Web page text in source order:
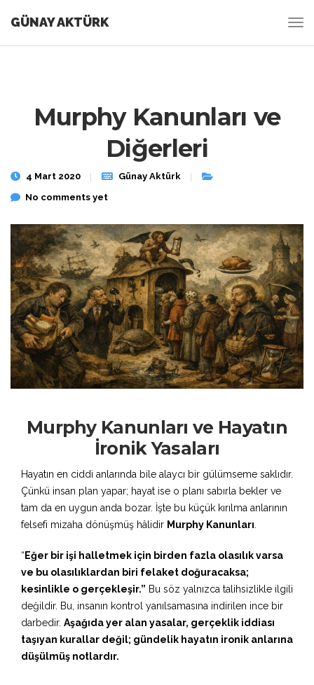
GÜNAY AKTÜRK
Murphy Kanunları ve
Diğerleri
4 Mart 2020
Günay Aktürk
No comments yet
Murphy Kanunları ve Hayatın
İronik Yasaları
Hayatın en ciddi anlarında bile alaycı bir gülümseme saklıdır.
Çünkü insan plan yapar; hayat ise o planı sabırla bekler ve
tam da en uygun anda bozar. İşte bu küçük kırılma anlarının
felsefi mizaha dönüşmüş hâlidir Murphy Kanunları
“ Eğer bir işi halletmek için birden fazla olasılık varsa
ve bu olasılıklardan biri felaket doğuracaksa;
kesinlikle o gerçekleşir.” Bu söz yalnızca talihsizlikle ilgili
değildir. Bu, insanın kontrol yanılsamasına indirilen ince bir
darbedir. Aşağıda yer alan yasalar, gerçeklik iddiası
taşıyan kurallar değil; gündelik hayatın ironik anlarına
düşülmüş notlardır.